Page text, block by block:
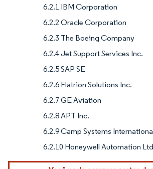
6.2.1 IBM Corporation
6.2.2 Oracle Corporation
6.2.3 The Boeing Company
6.2.4 Jet Support Services Inc.
6.2.5 SAP SE
6.2.6 Flatrion Solutions Inc.
6.2.7 GE Aviation
6.2.8 APT Inc.
6.2.9 Camp Systems
6.2.10 Honeywell Automation Ltd